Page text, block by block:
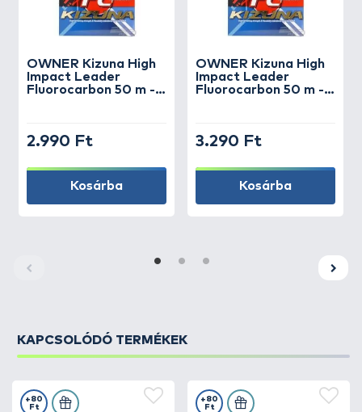
OWNER Kizuna High
Impact Leader
Fluorocarbon 50 m -
2.990 Ft
Kosárba
OWNER Kizuna High
Impact Leader
Fluorocarbon 50 m -
3.290 Ft
Kosárba
KAPCSOLÓDÓ TERMÉKEK
+80
Ft
+80
Ft